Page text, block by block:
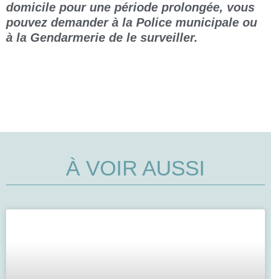
domicile pour une période prolongée, vous
pouvez demander à la Police municipale ou
à la Gendarmerie de le surveiller.
À VOIR AUSSI